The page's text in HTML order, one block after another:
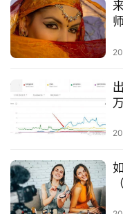
首
页
广
实
战
分